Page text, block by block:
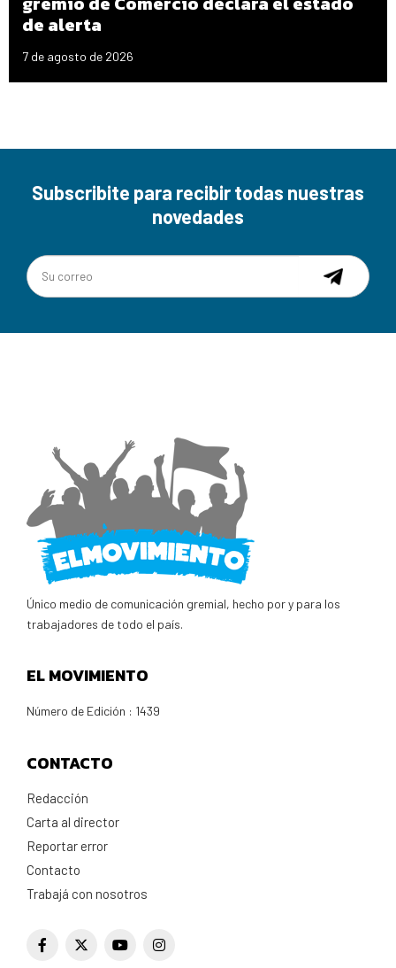
de alerta
7 de agosto de 2026
Subscribite para recibir todas nuestras
novedades
Único medio de comunicación gremial, hecho por y para los
trabajadores de todo el país.
EL MOVIMIENTO
Número de Edición : 1439
CONTACTO
Redacción
Carta al director
Reportar error
Contacto
Trabajá con nosotros